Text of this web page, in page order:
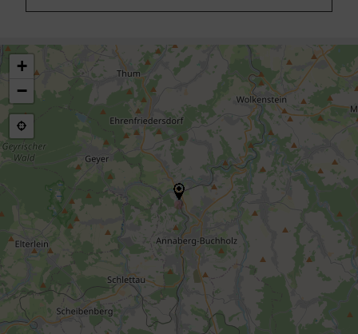
+
−